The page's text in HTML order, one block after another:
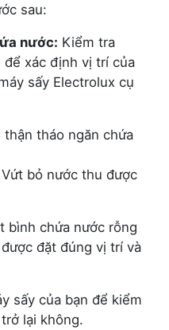
sau:
nước: Kiểm tra
để xác định vị trí của
sấy Electrolux cụ
thận tháo ngăn chứa
bỏ nước thu được
bình chứa nước rỗng
đặt đúng vị trí và
sấy của bạn để kiểm
lại không.